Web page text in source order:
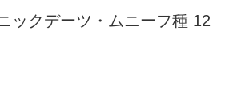
ックデーツ・ムニーフ種 12